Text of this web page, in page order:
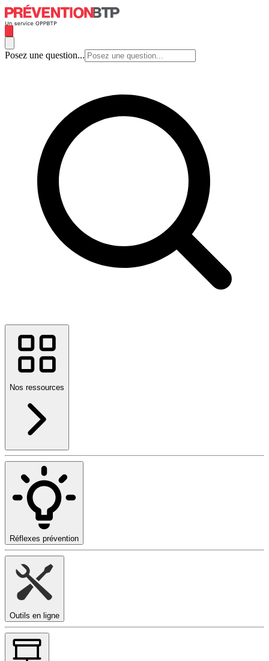
Posez une question...
Nos ressources
Réflexes prévention
Outils en ligne